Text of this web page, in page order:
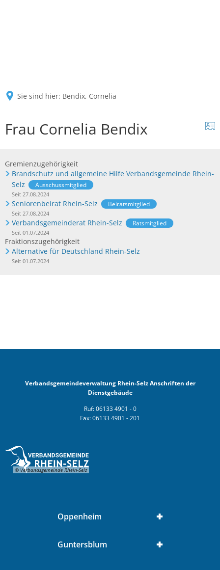
Sie sind hier: Bendix, Cornelia
Frau Cornelia Bendix
Gremienzugehörigkeit
Brandschutz und allgemeine Hilfe Verbandsgemeinde Rhein-
Selz
Ausschussmitglied
Seit 27.08.2024
Seniorenbeirat Rhein-Selz Beiratsmitglied
Seit 27.08.2024
Verbandsgemeinderat Rhein-Selz Ratsmitglied
Seit 01.07.2024
Fraktionszugehörigkeit
Alternative für Deutschland Rhein-Selz
Seit 01.07.2024
Verbandsgemeindeverwaltung Rhein-Selz Anschriften der
Dienstgebäude
Ruf: 06133 4901 - 0
Fax: 06133 4901 - 201
© Verbandsgemeinde Rhein-Selz
Oppenheim
Guntersblum